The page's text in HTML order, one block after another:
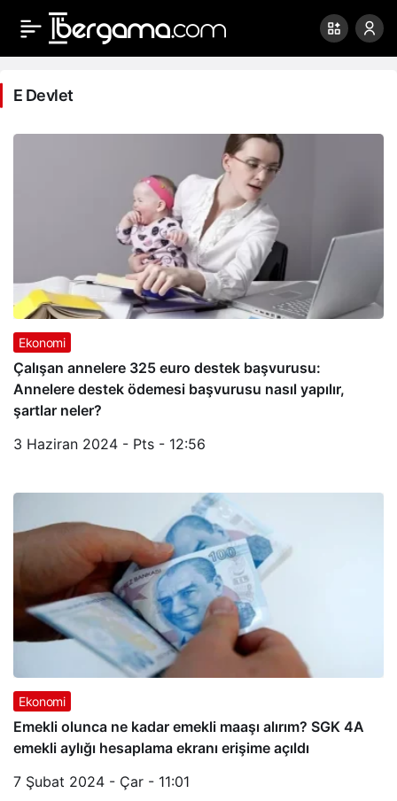
E
Devlet
Haberleri
E Devlet
Ekonomi
Çalışan annelere 325 euro destek başvurusu:
Annelere destek ödemesi başvurusu nasıl yapılır,
şartlar neler?
3 Haziran 2024 - Pts - 12:56
Ekonomi
Emekli olunca ne kadar emekli maaşı alırım? SGK 4A
emekli aylığı hesaplama ekranı erişime açıldı
7 Şubat 2024 - Çar - 11:01